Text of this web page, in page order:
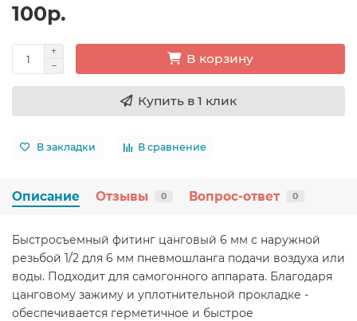
100р.
В корзину
Купить в 1 клик
В закладки В сравнение
Описание Отзывы 0 Вопрос-ответ 0
Быстросъемный фитинг цанговый 6 мм с наружной
резьбой 1/2 для 6 мм пневмошланга подачи воздуха или
воды. Подходит для самогонного аппарата. Благодаря
цанговому зажиму и уплотнительной прокладке -
обеспечивается герметичное и быстрое